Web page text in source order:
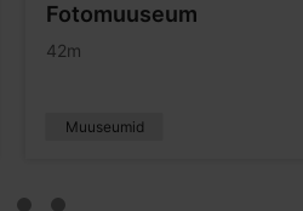
Fotomuuseum
42m
Muuseumid